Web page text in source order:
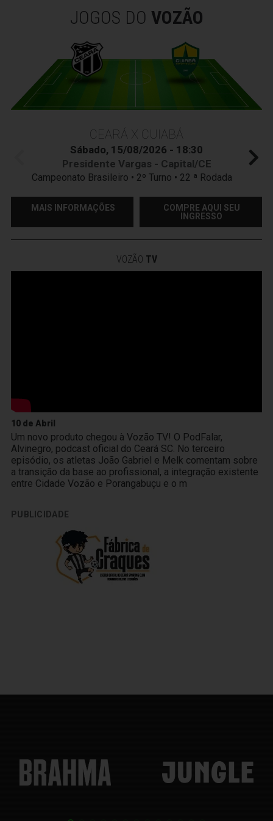
JOGOS DO VOZÃO
CEARÁ X CUIABÁ
Sábado, 15/08/2026 - 18:30
Presidente Vargas - Capital/CE
Campeonato Brasileiro • 2º Turno • 22 ª Rodada
MAIS INFORMAÇÕES
COMPRE AQUI SEU
INGRESSO
VOZÃO TV
10 de Abril
Um novo produto chegou à Vozão TV! O PodFalar,
Alvinegro, podcast oficial do Ceará SC. No terceiro
episódio, os atletas João Gabriel e Melk comentam sobre
a transição da base ao profissional, a integração existente
entre Cidade Vozão e Porangabuçu e o m
PUBLICIDADE